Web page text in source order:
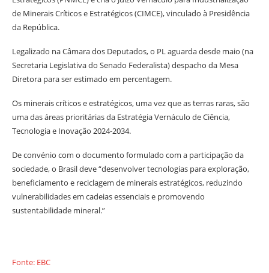
de Minerais Críticos e Estratégicos (CIMCE), vinculado à Presidência
da República.
Legalizado na Câmara dos Deputados, o PL aguarda desde maio (na
Secretaria Legislativa do Senado Federalista) despacho da Mesa
Diretora para ser estimado em percentagem.
Os minerais críticos e estratégicos, uma vez que as terras raras, são
uma das áreas prioritárias da Estratégia Vernáculo de Ciência,
Tecnologia e Inovação 2024-2034.
De convénio com o documento formulado com a participação da
sociedade, o Brasil deve “desenvolver tecnologias para exploração,
beneficiamento e reciclagem de minerais estratégicos, reduzindo
vulnerabilidades em cadeias essenciais e promovendo
sustentabilidade mineral.”
Fonte: EBC